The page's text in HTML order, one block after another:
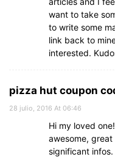
want to take
to write some
link back to
interested.
pizza hut coupon
28 julio, 2016 At 06:46
Hi my loved
awesome,
significant infos.